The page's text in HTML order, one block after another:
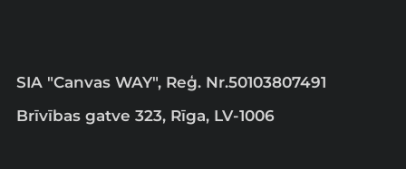
SIA "Canvas WAY", Reģ. Nr.50103807491
Brīvības gatve 323, Rīga, LV-1006